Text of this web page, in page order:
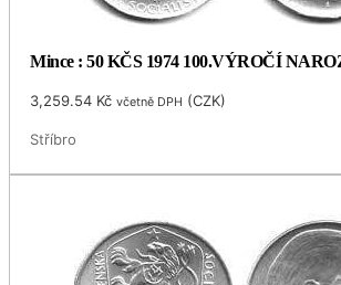
Mince : 50 KČS 1974 100.VÝROČÍ
3,259.54 Kč včetně DPH (CZK)
Stříbro